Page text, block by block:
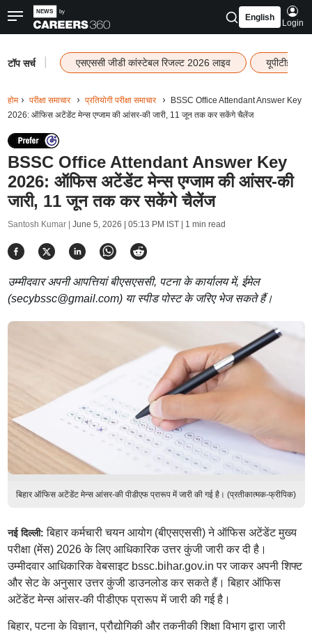
English
Login
टॉप सर्च एसएससी जीडी कांस्टेबल रिजल्ट 2026 लाइव यूपीटीईटी
होम परीक्षा समाचार प्रतियोगी परीक्षा समाचार
BSSC Office Attendant Answer Key
2026: ऑफिस अटेंडेंट मेन्स एग्जाम की आंसर-की जारी, 11 जून तक कर सकेंगे चैलेंज
BSSC Office Attendant Answer Key
2026: ऑफिस अटेंडेंट मेन्स एग्जाम की आंसर-की
जारी, 11 जून तक कर सकेंगे चैलेंज
Santosh Kumar | June 5, 2026 | 05:13 PM IST| 1 min read
उम्मीदवार अपनी आपत्तियां बीएसएससी, पटना के कार्यालय में, ईमेल
(secybssc@gmail.com) या स्पीड पोस्ट के जरिए भेज सकते हैं।
बिहार ऑफिस अटेंडेंट मेन्स आंसर-की पीडीएफ प्रारूप में जारी की गई है। (प्रतीकात्मक-फ्रीपिक)
नई दिल्ली:बिहार कर्मचारी चयन आयोग (बीएसएससी) ने ऑफिस अटेंडेंट मुख्य
परीक्षा (मेंस) 2026 के लिए आधिकारिक उत्तर कुंजी जारी कर दी है।
उम्मीदवार आधिकारिक वेबसाइट bssc.bihar.gov.in पर जाकर अपनी शिफ्ट
और सेट के अनुसार उत्तर कुंजी डाउनलोड कर सकते हैं। बिहार ऑफिस
अटेंडेंट मेन्स आंसर-की पीडीएफ प्रारूप में जारी की गई है।
बिहार, पटना के विज्ञान, प्रौद्योगिकी और तकनीकी शिक्षा विभाग द्वारा जारी